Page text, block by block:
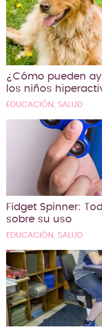
¿Cómo pueden
los niños
EDUCACIÓN, SALUD
Fidget Spinner:
sobre su uso
EDUCACIÓN, SALUD